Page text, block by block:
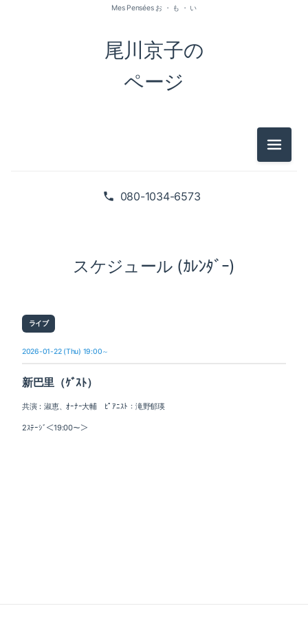
080-1034-6573
尾川京子の
ページ
Mes Pensées お ・ も ・ い
メニュ
スケジュール (ｶﾚﾝﾀﾞｰ)
ライブ
2026-01-22 (Thu) 19:00～
新巴里（ｹﾞｽﾄ）
共演：淑恵、ｵｰﾅｰ大輔 ﾋﾟｱﾆｽﾄ：滝野郁瑛
2ｽﾃｰｼﾞ＜19:00～＞